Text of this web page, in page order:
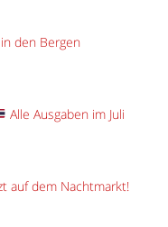
den Bergen
Alle Ausgaben im Juli
auf dem Nachtmarkt!